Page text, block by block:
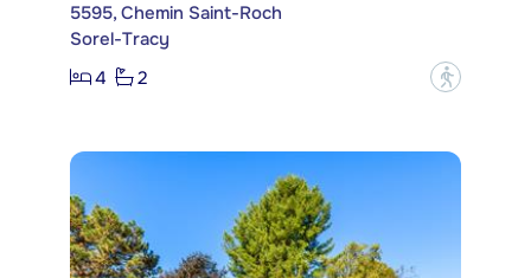
5595, Chemin Saint-Roch
Sorel-Tracy
4
2 ?